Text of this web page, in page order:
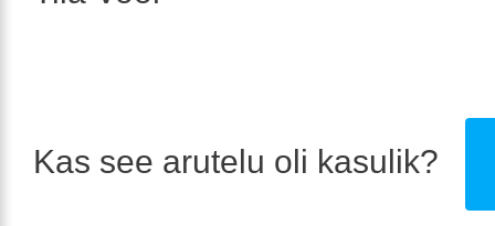
Kas see arutelu oli kasulik?